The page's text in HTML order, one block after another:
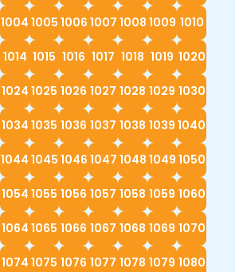
1004 1005 1006 1007 1008 1009 1010
1014 1015 1016 1017 1018 1019 1020
1024 1025 1026 1027 1028 1029 1030
1034 1035 1036 1037 1038 1039 1040
1044 1045 1046 1047 1048 1049 1050
1054 1055 1056 1057 1058 1059 1060
1064 1065 1066 1067 1068 1069 1070
1074 1075 1076 1077 1078 1079 1080